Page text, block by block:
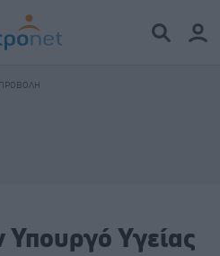
Υπουργό Υγείας